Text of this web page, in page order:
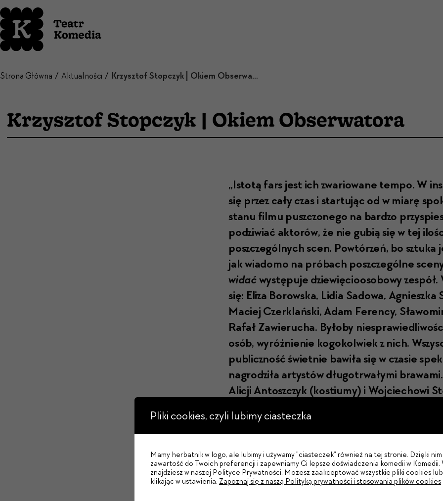
Strona Główna Aktualności Krzysztof Stopczyk | Okiem Obserwatora
Krzysztof Stopczyk | Okiem Obserwatora
„Istotą fars jest ich zwar­i­owane tem­po. W
się przez cały czas i star­tu­jąc od w miarę
stanu fil­mu puszc­zonego na bard­zo
podzi­wiać aktorów, że nie gubią się w tej
poszczegól­nych scen. Powtórzeń, bo
jak wiado­mo na próbach poszczególne
widaćwys­tępu­je dziewię­cioosobowy
się: Eliza Borows­ka, Lidia Sad­owa,
Maciej Czerk­lańs­ki, Adam Fer­en­cy,
Rafał Zaw­ierucha. Było­by
osób, wyróżnie­nie kogokol­wiek z nich.
pub­liczność świet­nie baw­iła się w cza­sie
nagrodz­iła artys­tów dłu­gotr­wały­mi
Alicji Antoszczyk (kostiumy) i Woj­ciechowi
ponieważ efek­ty ich pra­cy na pewno
Jeżeli chcą Państ­wo zaspokoić swo­ją
kulisa­mi teatral­ny­mi i przy okazji pośmi­ać
Kome­dia naCzego nie widaćw reży­serii
Cała recen­z­ja tutaj: https://e‑teatr.pl/
Pliki cookies, czyli lubimy ciasteczka
Mamy herbatnik w logo, ale lubimy i używamy "ciasteczek" również na tej stronie. Dzięki
zawartość do Twoich preferencji i zapewniamy Ci lepsze doświadczenia komedii w
znajdziesz w naszej Polityce Prywatności. Możesz zaakceptować wszystkie pliki cookies
klikając w ustawienia. Zapoznaj się z naszą Polityką prywatności i stosowania plików cookies